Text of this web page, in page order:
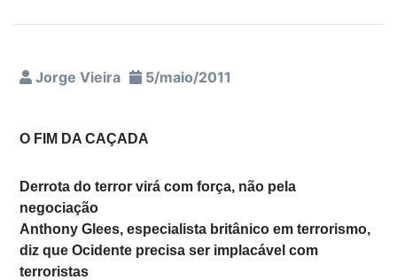
Jorge Vieira 5/maio/2011
O FIM DA CAÇADA
Derrota do terror virá com força, não pela
negociação
Anthony Glees, especialista britânico em terrorismo,
diz que Ocidente precisa ser implacável com
terroristas